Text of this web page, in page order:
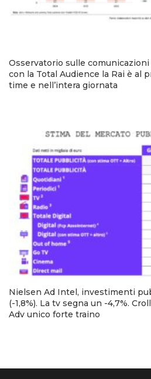
Osservatorio sulle comunicazioni
con la Total Audience la Rai è al
time e nell’intera giornata
Nielsen Ad Intel, investimenti
(-1,8%). La tv segna un -4,7%.
Adv unico forte traino